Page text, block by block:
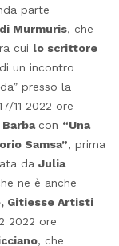
parte
di Murmuris, che
cui lo scrittore
un incontro
presso la
11 2022 ore
Barba con “Una
Samsa”, prima
da Julia
ne è anche
Gitiesse Artisti
2022 ore
, che